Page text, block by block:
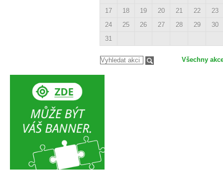
17
18 19 20 21 22
23
24
25 26 27 28 29
30
31
Všechny